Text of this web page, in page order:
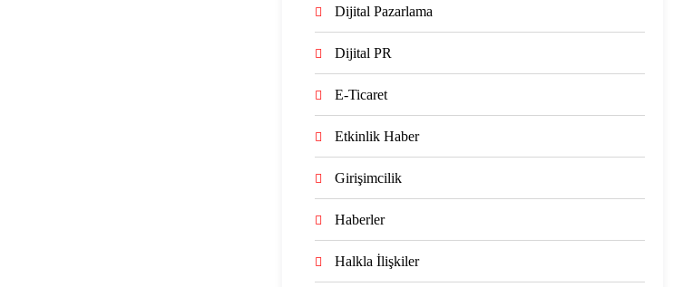
Dijital Pazarlama
Dijital PR
E-Ticaret
Etkinlik Haber
Girişimcilik
Haberler
Halkla İlişkiler